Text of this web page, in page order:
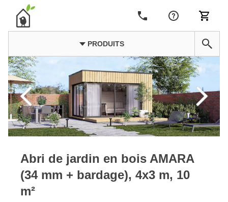
PRODUITS
Abri de jardin en bois AMARA
(34 mm + bardage), 4x3 m, 10
m²